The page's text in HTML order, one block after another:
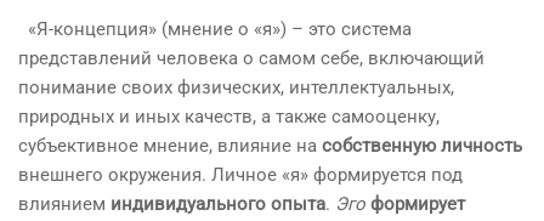
«Я-концепция» (мнение о «я») – это система
представлений человека о самом себе, включающий
понимание своих физических, интеллектуальных,
природных и иных качеств, а также самооценку,
субъективное мнение, влияние на собственную личность
внешнего окружения. Личное «я» формируется под
влиянием индивидуального опыта. Эго формирует